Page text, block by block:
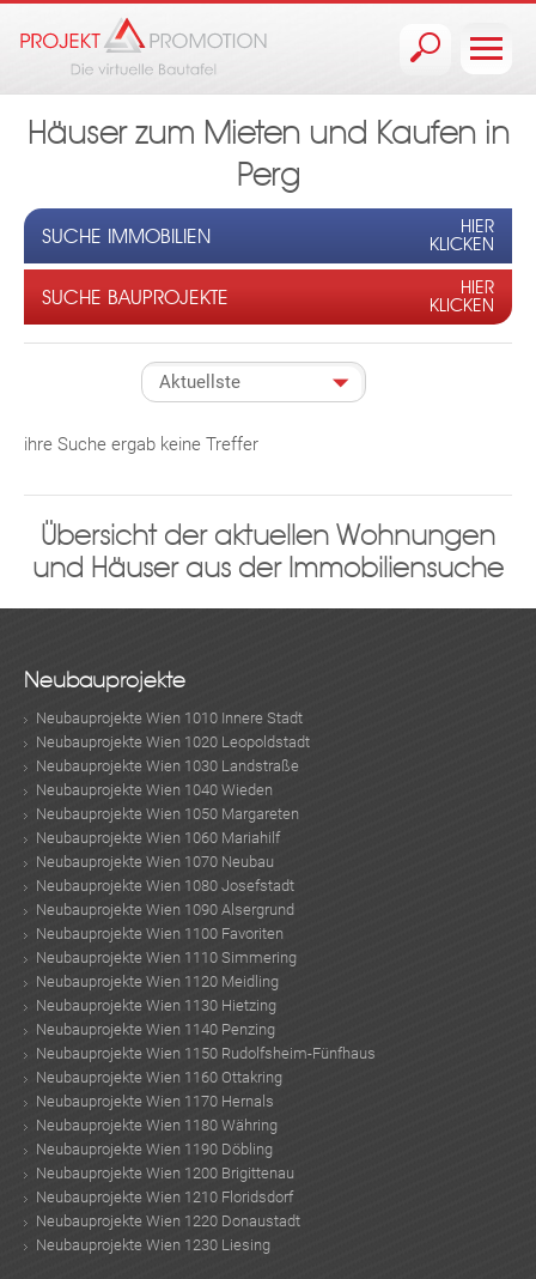
Häuser zum Mieten und Kaufen in
Perg
SUCHE IMMOBILIEN
HIER
KLICKEN
SUCHE BAUPROJEKTE
HIER
KLICKEN
ihre Suche ergab keine Treffer
Übersicht der aktuellen Wohnungen
und Häuser aus der Immobiliensuche
Neubauprojekte
Neubauprojekte Wien 1010 Innere Stadt
Neubauprojekte Wien 1020 Leopoldstadt
Neubauprojekte Wien 1030 Landstraße
Neubauprojekte Wien 1040 Wieden
Neubauprojekte Wien 1050 Margareten
Neubauprojekte Wien 1060 Mariahilf
Neubauprojekte Wien 1070 Neubau
Neubauprojekte Wien 1080 Josefstadt
Neubauprojekte Wien 1090 Alsergrund
Neubauprojekte Wien 1100 Favoriten
Neubauprojekte Wien 1110 Simmering
Neubauprojekte Wien 1120 Meidling
Neubauprojekte Wien 1130 Hietzing
Neubauprojekte Wien 1140 Penzing
Neubauprojekte Wien 1150 Rudolfsheim-Fünfhaus
Neubauprojekte Wien 1160 Ottakring
Neubauprojekte Wien 1170 Hernals
Neubauprojekte Wien 1180 Währing
Neubauprojekte Wien 1190 Döbling
Neubauprojekte Wien 1200 Brigittenau
Neubauprojekte Wien 1210 Floridsdorf
Neubauprojekte Wien 1220 Donaustadt
Neubauprojekte Wien 1230 Liesing